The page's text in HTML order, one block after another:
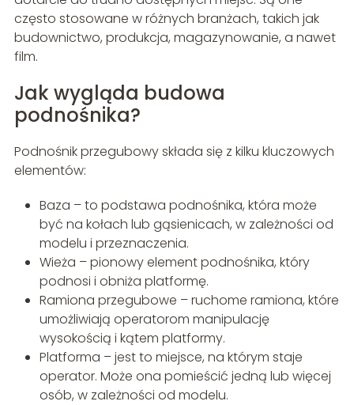
często stosowane w różnych branżach, takich jak
budownictwo, produkcja, magazynowanie, a nawet
film.
Jak wygląda budowa
podnośnika?
Podnośnik przegubowy składa się z kilku kluczowych
elementów:
Baza – to podstawa podnośnika, która może
być na kołach lub gąsienicach, w zależności od
modelu i przeznaczenia.
Wieża – pionowy element podnośnika, który
podnosi i obniża platformę.
Ramiona przegubowe – ruchome ramiona, które
umożliwiają operatorom manipulację
wysokością i kątem platformy.
Platforma – jest to miejsce, na którym staje
operator. Może ona pomieścić jedną lub więcej
osób, w zależności od modelu.